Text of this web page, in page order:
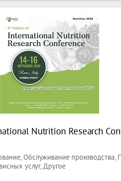
Nutrition Research
Обслуживание
услуг, Другое